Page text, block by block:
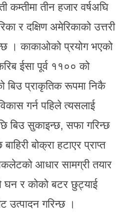
तीन हजार वर्षअघि
र दक्षिण अमेरिकाको उत्तरी
। काकाओको प्रयोग भएको
ईसा पूर्व ११०० को
प्राकृतिक रूपमा निकै
गर्न पहिले त्यसलाई
बिउ सुकाइन्छ, सफा गरिन्छ
बोक्रा हटाएर प्राप्त
आधार सामग्री तयार
घन र कोको बटर छुट्याई
उत्पादन गरिन्छ ।